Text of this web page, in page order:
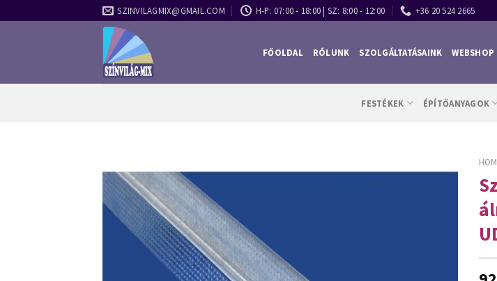
to
SZINVILAGMIX@GMAIL.COM H-P: 07:00 - 18:00 | SZ: 8:00 - 12:00 +36 20 524 2665
FŐOLDAL RÓLUNK SZOLGÁLTATÁSAINK WEBSHOP
FESTÉKEK ÉPÍTŐANYAGOK